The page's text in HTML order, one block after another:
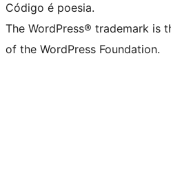
Código é poesia.
The WordPress® trademark is
of the WordPress Foundation.